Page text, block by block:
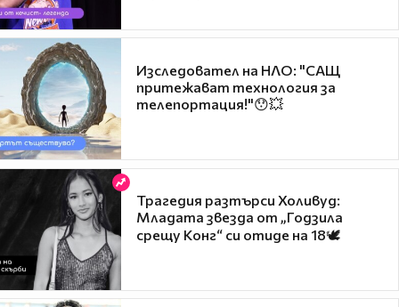
Изследовател на НЛО: "САЩ
притежават технология за
телепортация!"😯💥
Трагедия разтърси Холивуд:
Младата звезда от „Годзила
срещу Конг“ си отиде на 18🕊️